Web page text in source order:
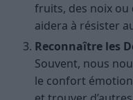
fruits, des noix ou
aidera à résister
Reconnaître les
Souvent, nous
le confort